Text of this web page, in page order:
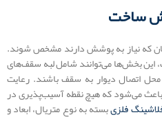
که نیاز به پوشش دارند مشخص شوند.
این بخش‌ها می‌توانند شامل لبه سقف‌های
محل اتصال دیوار به سقف باشند. رعایت
می‌شود که هیچ نقطه آسیب‌پذیری در
فلزیبسته به نوع متریال، ابعاد و